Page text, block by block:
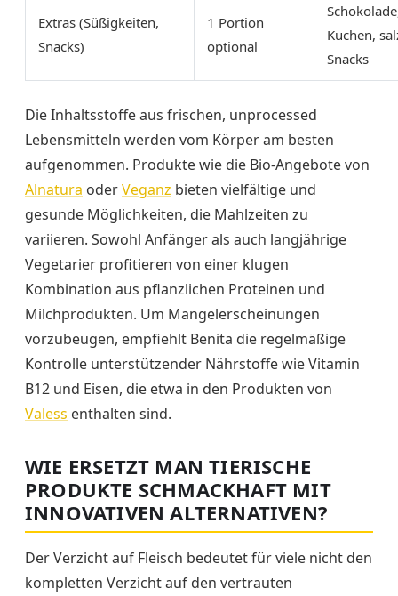
Extras (Süßigkeiten,
Snacks)
1 Portion
optional
Kuchen,
Snacks
Die Inhaltsstoffe aus frischen, unprocessed
Lebensmitteln werden vom Körper am besten
aufgenommen. Produkte wie die Bio-Angebote von
Alnatura oderVeganz bieten vielfältige und
gesunde Möglichkeiten, die Mahlzeiten zu
variieren. Sowohl Anfänger als auch langjährige
Vegetarier profitieren von einer klugen
Kombination aus pflanzlichen Proteinen und
Milchprodukten. Um Mangelerscheinungen
vorzubeugen, empfiehlt Benita die regelmäßige
Kontrolle unterstützender Nährstoffe wie Vitamin
B12 und Eisen, die etwa in den Produkten von
Valess enthalten sind.
WIE ERSETZT MAN TIERISCHE
PRODUKTE SCHMACKHAFT MIT
INNOVATIVEN ALTERNATIVEN?
Der Verzicht auf Fleisch bedeutet für viele nicht den
kompletten Verzicht auf den vertrauten